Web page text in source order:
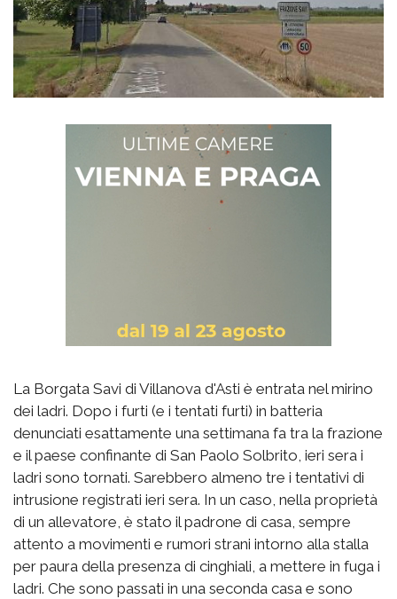
La Borgata Savi di Villanova d'Asti è entrata nel mirino
dei ladri. Dopo i furti (e i tentati furti) in batteria
denunciati esattamente una settimana fa tra la frazione
e il paese confinante di San Paolo Solbrito, ieri sera i
ladri sono tornati. Sarebbero almeno tre i tentativi di
intrusione registrati ieri sera. In un caso, nella proprietà
di un allevatore, è stato il padrone di casa, sempre
attento a movimenti e rumori strani intorno alla stalla
per paura della presenza di cinghiali, a mettere in fuga i
ladri. Che sono passati in una seconda casa e sono